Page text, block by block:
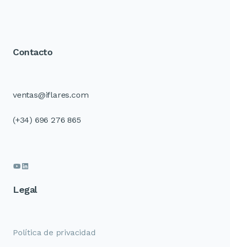
Contacto
ventas@iflares.com
(+34) 696 276 865
Legal
Política de privacidad